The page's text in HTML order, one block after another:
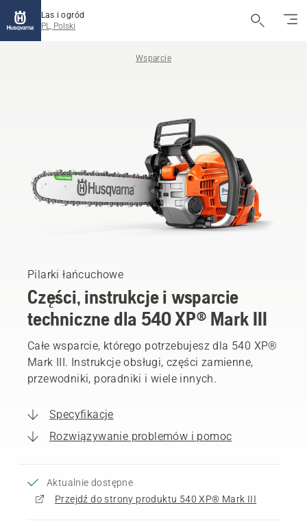
Las i ogród
PL, Polski
Wsparcie
Pilarki łańcuchowe
Części, instrukcje i wsparcie
techniczne dla 540 XP® Mark III
Całe wsparcie, którego potrzebujesz dla 540 XP®
Mark III. Instrukcje obsługi, części zamienne,
przewodniki, poradniki i wiele innych.
Specyfikacje
Rozwiązywanie problemów i pomoc
Aktualnie dostępne
Przejdź do strony produktu 540 XP® Mark III